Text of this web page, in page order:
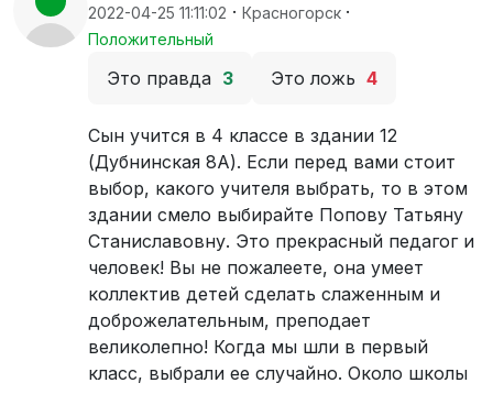
2022-04-25 11:11:02 · Красногорск ·
Положительный
Это правда 3 Это ложь 4
Сын учится в 4 классе в здании 12
(Дубнинская 8А). Если перед вами стоит
выбор, какого учителя выбрать, то в этом
здании смело выбирайте Попову Татьяну
Станиславовну. Это прекрасный педагог и
человек! Вы не пожалеете, она умеет
коллектив детей сделать слаженным и
доброжелательным, преподает
великолепно! Когда мы шли в первый
класс, выбрали ее случайно. Около школы